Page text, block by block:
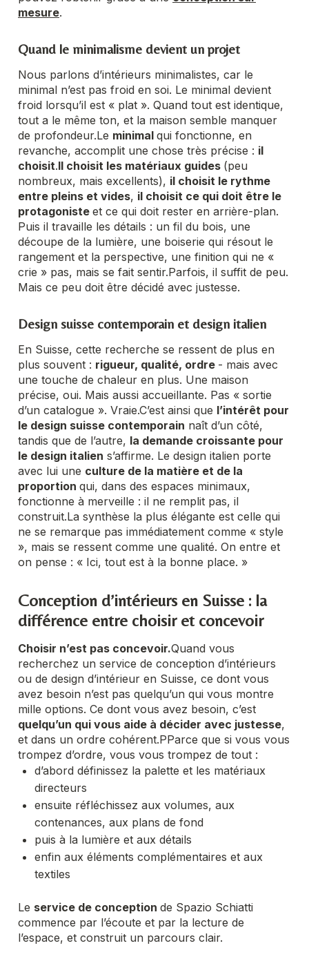
mesure.
Quand le minimalisme devient un projet
Nous parlons d’intérieurs minimalistes, car le
minimal n’est pas froid en soi. Le minimal devient
froid lorsqu’il est « plat ». Quand tout est identique,
tout a le même ton, et la maison semble manquer
de profondeur.Le minimal qui fonctionne, en
revanche, accomplit une chose très précise : il
choisit.Il choisit les matériaux guides (peu
nombreux, mais excellents), il choisit le rythme
entre pleins et vides, il choisit ce qui doit être le
protagoniste et ce qui doit rester en arrière-plan.
Puis il travaille les détails : un fil du bois, une
découpe de la lumière, une boiserie qui résout le
rangement et la perspective, une finition qui ne «
crie » pas, mais se fait sentir.Parfois, il suffit de peu.
Mais ce peu doit être décidé avec justesse.
Design suisse contemporain et design italien
En Suisse, cette recherche se ressent de plus en
plus souvent : rigueur, qualité, ordre - mais avec
une touche de chaleur en plus. Une maison
précise, oui. Mais aussi accueillante. Pas « sortie
d’un catalogue ». Vraie.C’est ainsi que l’intérêt pour
le design suisse contemporain naît d’un côté,
tandis que de l’autre, la demande croissante pour
le design italien s’affirme. Le design italien porte
avec lui une culture de la matière et de la
proportion qui, dans des espaces minimaux,
fonctionne à merveille : il ne remplit pas, il
construit.La synthèse la plus élégante est celle qui
ne se remarque pas immédiatement comme « style
», mais se ressent comme une qualité. On entre et
on pense : « Ici, tout est à la bonne place. »
Conception d’intérieurs en Suisse : la
différence entre choisir et concevoir
Choisir n’est pas concevoir.Quand vous
recherchez un service de conception d’intérieurs
ou de design d’intérieur en Suisse, ce dont vous
avez besoin n’est pas quelqu’un qui vous montre
mille options. Ce dont vous avez besoin, c’est
quelqu’un qui vous aide à décider avec justesse,
et dans un ordre cohérent.PParce que si vous vous
trompez d’ordre, vous vous trompez de tout :
d’abord définissez la palette et les matériaux
directeurs
ensuite réfléchissez aux volumes, aux
contenances, aux plans de fond
puis à la lumière et aux détails
enfin aux éléments complémentaires et aux
textiles
Le service de conception de Spazio Schiatti
commence par l’écoute et par la lecture de
l’espace, et construit un parcours clair.